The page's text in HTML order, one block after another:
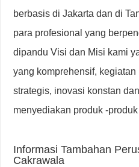
berbasis di Jakarta dan di
para profesional yang
dipandu Visi dan Misi kami
yang komprehensif,
strategis, inovasi konstan
menyediakan produk -
Informasi Tambahan
Cakrawala